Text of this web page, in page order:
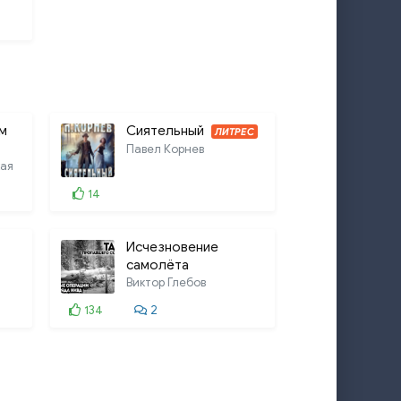
Сиятельный ЛИТРЕС
Павел Корнев
14
Исчезновение
самолёта
Виктор Глебов
134
2